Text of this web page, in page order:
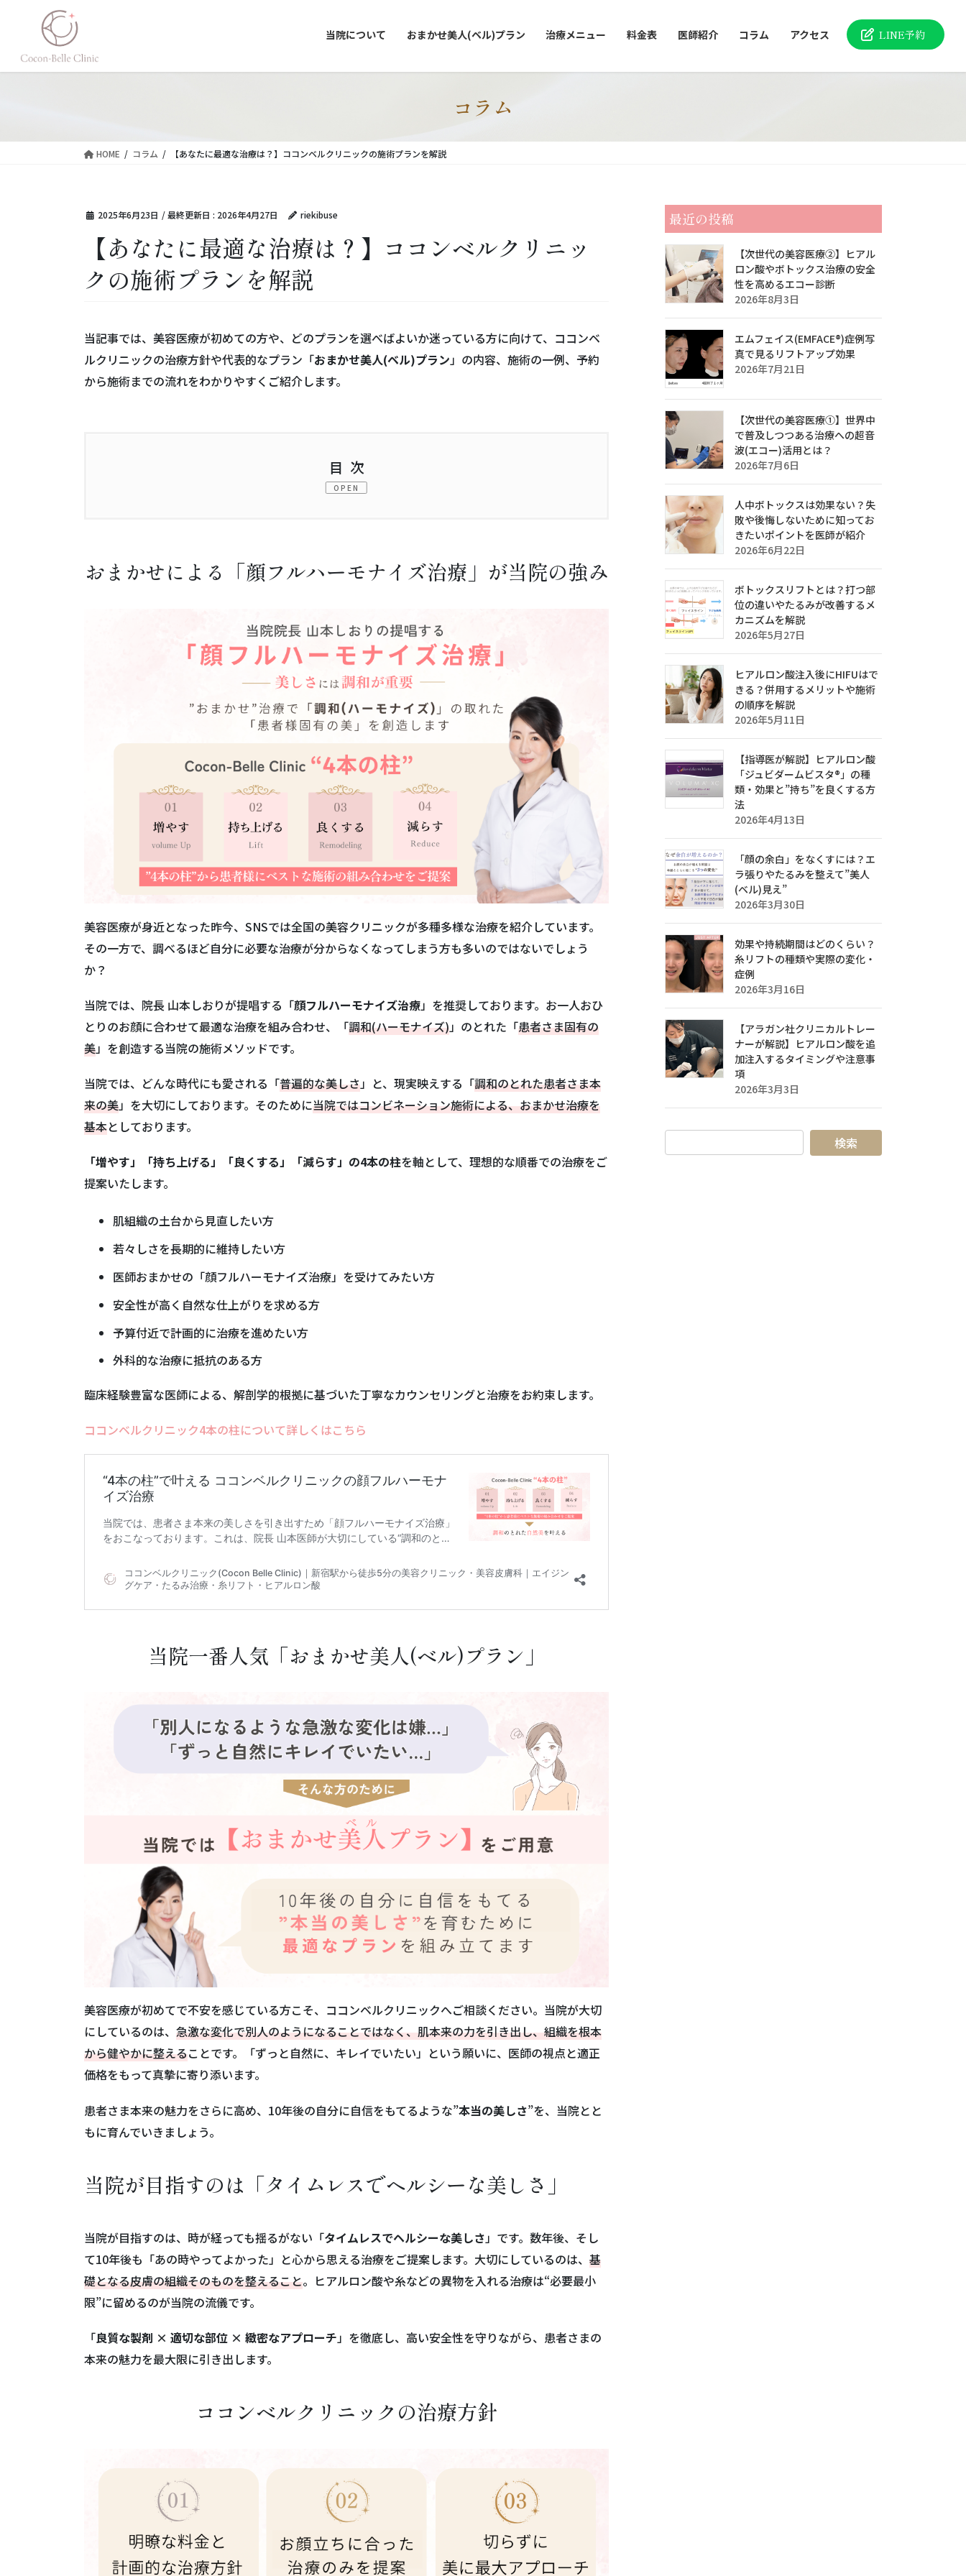
ツ
シ
移
当院について おまかせ美人(ベル)プラン 治療メニュー 料金表 医師紹介 コラム アクセス LINE予約
コラム
HOME コラム 【あなたに最適な治療は？】ココンベルクリニックの施術プランを解説
2025年6月23日 / 最終更新日 : 2026年4月27日 riekibuse
【あなたに最適な治療は？】ココンベルクリニッ
クの施術プランを解説
当記事では、美容医療が初めての方や、どのプランを選べばよいか迷っている方に向けて、ココンベ
ルクリニックの治療方針や代表的なプラン「おまかせ美人(ベル)プラン」の内容、施術の一例、予約
から施術までの流れをわかりやすくご紹介します。
目次
OPEN
このような希望・不安はありませんか？
【患者さま別】施術シミュレーション
ココンベルクリニック予約〜施術までの流れ
おまかせによる「顔フルハーモナイズ治療」が当院の強み
美容医療が身近となった昨今、SNSでは全国の美容クリニックが多種多様な治療を紹介しています。
その一方で、調べるほど自分に必要な治療が分からなくなってしまう方も多いのではないでしょう
か？
当院では、院長 山本しおりが提唱する「顔フルハーモナイズ治療」を推奨しております。お一人おひ
とりのお顔に合わせて最適な治療を組み合わせ、「調和(ハーモナイズ)」のとれた「患者さま固有の
美」を創造する当院の施術メソッドです。
当院では、どんな時代にも愛される「普遍的な美しさ」と、現実映えする「調和のとれた患者さま本
来の美」を大切にしております。そのために当院ではコンビネーション施術による、おまかせ治療を
基本としております。
「増やす」「持ち上げる」「良くする」「減らす」の4本の柱を軸として、理想的な順番での治療をご
提案いたします。
肌組織の土台から見直したい方
若々しさを長期的に維持したい方
医師おまかせの「顔フルハーモナイズ治療」を受けてみたい方
安全性が高く自然な仕上がりを求める方
予算付近で計画的に治療を進めたい方
外科的な治療に抵抗のある方
臨床経験豊富な医師による、解剖学的根拠に基づいた丁寧なカウンセリングと治療をお約束します。
ココンベルクリニック4本の柱について詳しくはこちら
当院一番人気「おまかせ美人(ベル)プラン」
美容医療が初めてで不安を感じている方こそ、ココンベルクリニックへご相談ください。当院が大切
にしているのは、 急激な変化で別人のようになることではなく、肌本来の力を引き出し、組織を根本
から健やかに整えることです。「ずっと自然に、キレイでいたい」という願いに、医師の視点と適正
価格をもって真摯に寄り添います。
患者さま本来の魅力をさらに高め、10年後の自分に自信をもてるような”本当の美しさ”を、当院とと
もに育んでいきましょう。
当院が目指すのは「タイムレスでヘルシーな美しさ」
当院が目指すのは、時が経っても揺るがない「タイムレスでヘルシーな美しさ」です。数年後、そし
て10年後も「あの時やってよかった」と心から思える治療をご提案します。大切にしているのは、 基
礎となる皮膚の組織そのものを整えること。ヒアルロン酸や糸などの異物を入れる治療は“必要最小
限”に留めるのが当院の流儀です。
「良質な製剤 × 適切な部位 × 緻密なアプローチ」を徹底し、高い安全性を守りながら、患者さまの
本来の魅力を最大限に引き出します。
ココンベルクリニックの治療方針
最近の投稿
【次世代の美容医療②】ヒアル
ロン酸やボトックス治療の安全
性を高めるエコー診断
2026年8月3日
エムフェイス(EMFACE®)症例写
真で見るリフトアップ効果
2026年7月21日
【次世代の美容医療①】世界中
で普及しつつある治療への超音
波(エコー)活用とは？
2026年7月6日
人中ボトックスは効果ない？失
敗や後悔しないために知ってお
きたいポイントを医師が紹介
2026年6月22日
ボトックスリフトとは？打つ部
位の違いやたるみが改善するメ
カニズムを解説
2026年5月27日
ヒアルロン酸注入後にHIFUはで
きる？併用するメリットや施術
の順序を解説
2026年5月11日
【指導医が解説】ヒアルロン酸
「ジュビダームビスタ®」の種
類・効果と”持ち”を良くする方
法
2026年4月13日
「顔の余白」をなくすには？エ
ラ張りやたるみを整えて”美人
(ベル)見え”
2026年3月30日
効果や持続期間はどのくらい？
糸リフトの種類や実際の変化・
症例
2026年3月16日
【アラガン社クリニカルトレー
ナーが解説】ヒアルロン酸を追
加注入するタイミングや注意事
項
2026年3月3日